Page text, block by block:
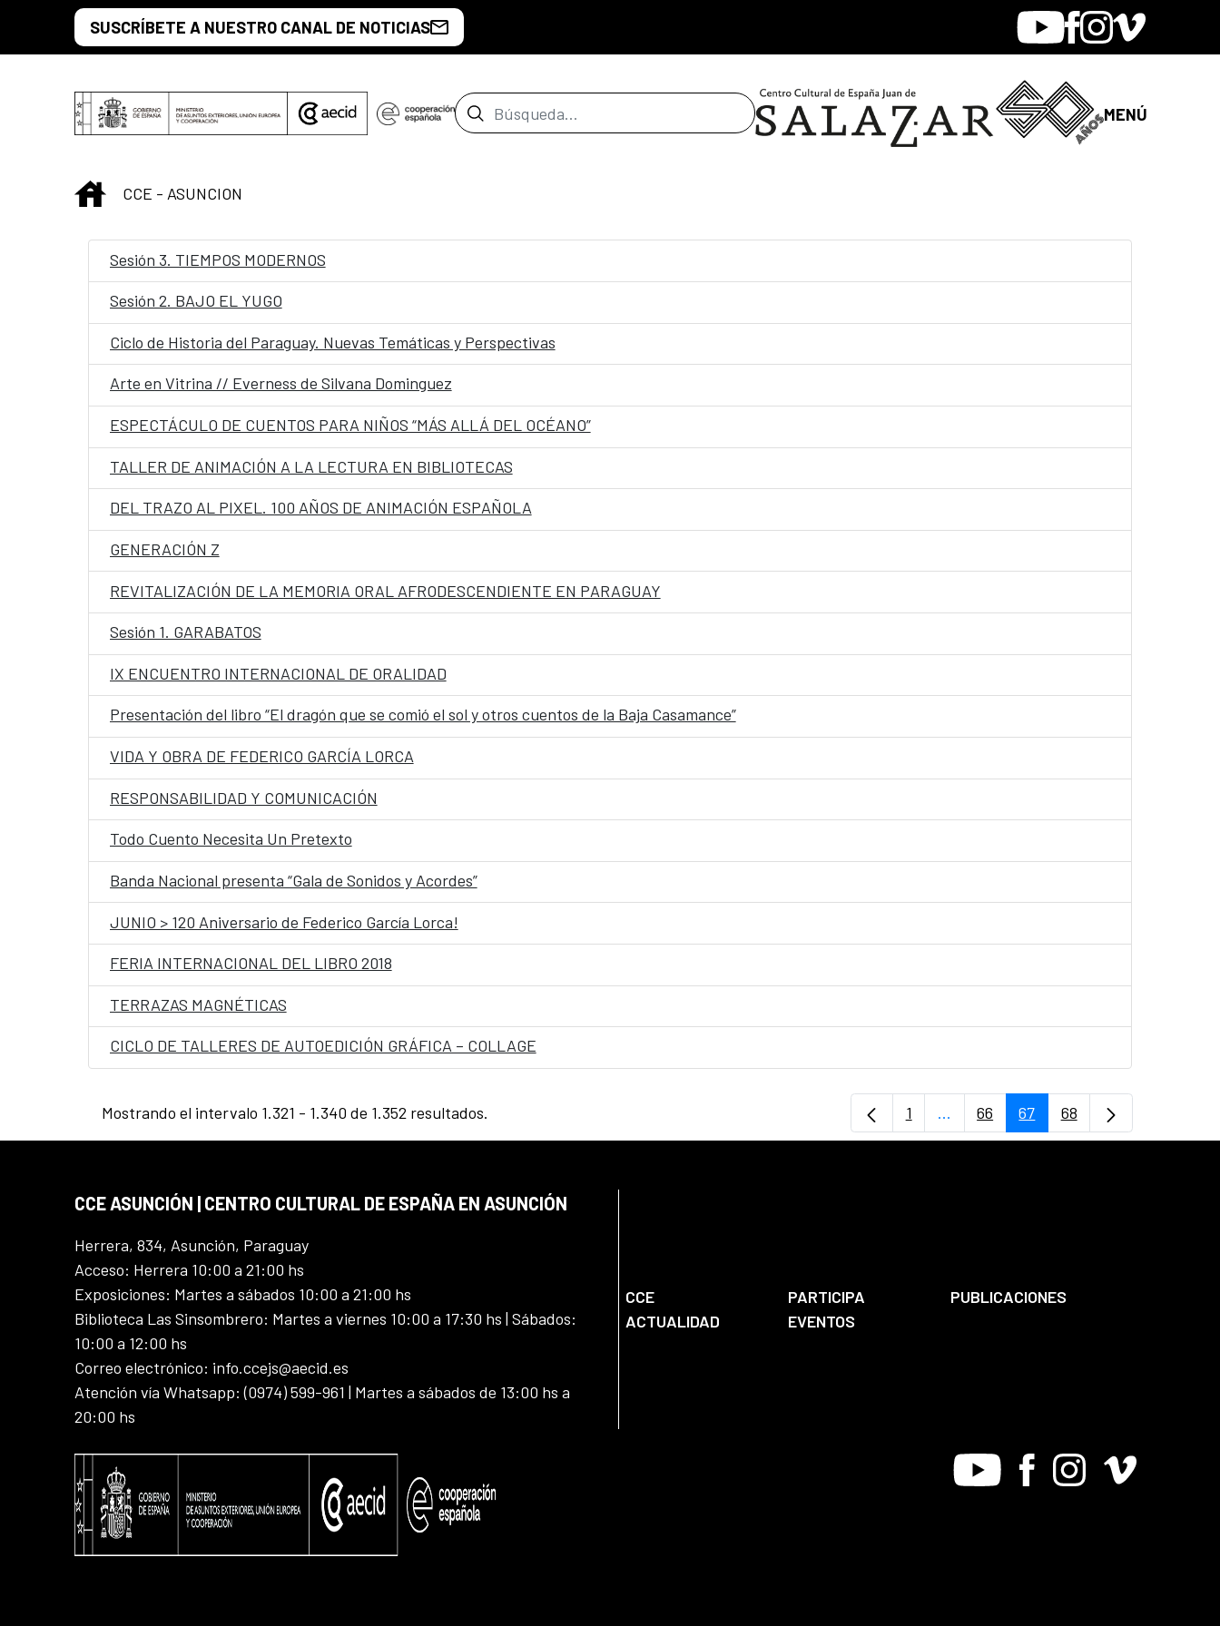
Saltar al contenido principal
SUSCRÍBETE A NUESTRO CANAL DE NOTICIAS YoutubeFacebook
Instagram
Vimeo
Barra de búsqueda MENÚ
INICIO
CCE - ASUNCION
Sesión 3. TIEMPOS MODERNOS
Sesión 2. BAJO EL YUGO
Ciclo de Historia del Paraguay. Nuevas Temáticas y Perspectivas
Arte en Vitrina // Everness de Silvana Dominguez
ESPECTÁCULO DE CUENTOS PARA NIÑOS “MÁS ALLÁ DEL OCÉANO”
TALLER DE ANIMACIÓN A LA LECTURA EN BIBLIOTECAS
DEL TRAZO AL PIXEL. 100 AÑOS DE ANIMACIÓN ESPAÑOLA
GENERACIÓN Z
REVITALIZACIÓN DE LA MEMORIA ORAL AFRODESCENDIENTE EN PARAGUAY
Sesión 1. GARABATOS
IX ENCUENTRO INTERNACIONAL DE ORALIDAD
Presentación del libro “El dragón que se comió el sol y otros cuentos de la Baja Casamance”
VIDA Y OBRA DE FEDERICO GARCÍA LORCA
RESPONSABILIDAD Y COMUNICACIÓN
Todo Cuento Necesita Un Pretexto
Banda Nacional presenta “Gala de Sonidos y Acordes”
JUNIO > 120 Aniversario de Federico García Lorca!
FERIA INTERNACIONAL DEL LIBRO 2018
TERRAZAS MAGNÉTICAS
CICLO DE TALLERES DE AUTOEDICIÓN GRÁFICA – COLLAGE
Mostrando el intervalo 1.321 - 1.340 de 1.352 resultados. Página
1 ...Páginas intermedias Use TAB para
Página
66 Página
67 Página
68
CCE ASUNCIÓN | CENTRO CULTURAL DE ESPAÑA EN ASUNCIÓN
Herrera, 834, Asunción, Paraguay
Acceso: Herrera 10:00 a 21:00 hs
Exposiciones: Martes a sábados 10:00 a 21:00 hs
Biblioteca Las Sinsombrero: Martes a viernes 10:00 a 17:30 hs | Sábados:
10:00 a 12:00 hs
Correo electrónico: info.ccejs@aecid.es
Atención vía Whatsapp: (0974) 599-961 | Martes a sábados de 13:00 hs a
20:00 hs
CCE PARTICIPA
PUBLICACIONES
ACTUALIDAD
EVENTOS
Youtube FacebookInstagram
Vimeo